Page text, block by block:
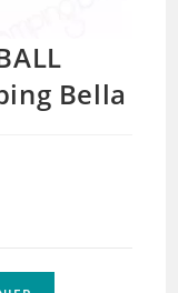
Bella